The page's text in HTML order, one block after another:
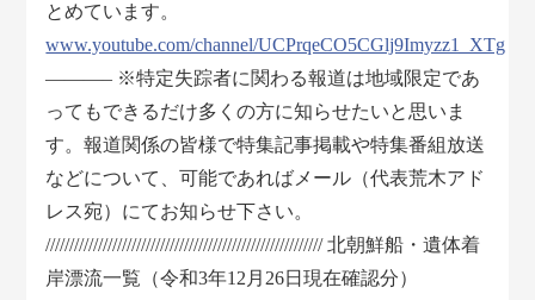
とめています。
www.youtube.com/channel/UCPrqeCO5CGlj9Imyzz1_XTg
———– ※特定失踪者に関わる報道は地域限定であ
ってもできるだけ多くの方に知らせたいと思いま
す。報道関係の皆様で特集記事掲載や特集番組放送
などについて、可能であればメール（代表荒木アド
レス宛）にてお知らせ下さい。
////////////////////////////////////////////////////////// 北朝鮮船・遺体着
岸漂流一覧（令和3年12月26日現在確認分）